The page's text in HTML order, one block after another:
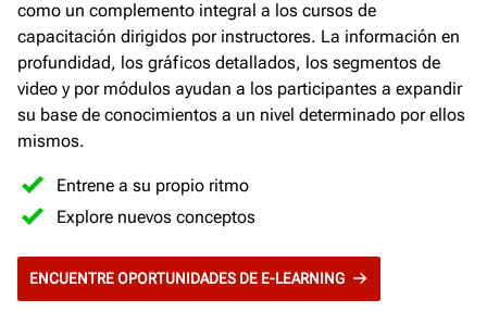
como un complemento integral a los cursos de
capacitación dirigidos por instructores. La información en
profundidad, los gráficos detallados, los segmentos de
video y por módulos ayudan a los participantes a expandir
su base de conocimientos a un nivel determinado por ellos
mismos.
Entrene a su propio ritmo
Explore nuevos conceptos
ENCUENTRE OPORTUNIDADES DE E-LEARNING